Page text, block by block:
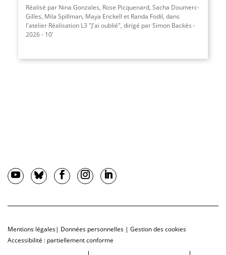
Réalisé par Nina Gonzales, Rose Picquenard, Sacha Doumerc-
Gilles, Mila Spillman, Maya Enckell et Randa Fodil, dans
l'atelier Réalisation L3 "J'ai oublié", dirigé par Simon Backès -
2026 - 10'
Mentions légales| Données personnelles | Gestion des cookies
Accessibilité : partiellement conforme